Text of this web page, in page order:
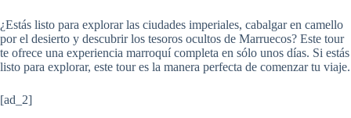
¿Estás listo para explorar las ciudades imperiales, cabalgar en camello
por el desierto y descubrir los tesoros ocultos de Marruecos? Este tour
te ofrece una experiencia marroquí completa en sólo unos días. Si estás
listo para explorar, este tour es la manera perfecta de comenzar tu viaje.
[ad_2]